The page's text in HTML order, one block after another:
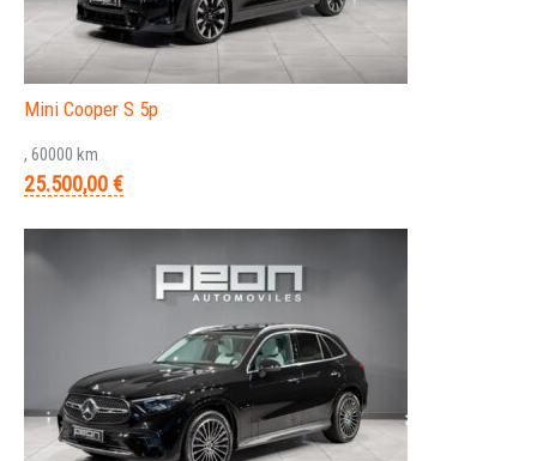
Mini Cooper S 5p
, 60000 km
25.500,00 €